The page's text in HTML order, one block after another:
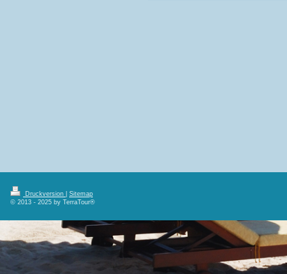
Druckversion
Sitemap
© 2013 - 2025 by TerraTour®